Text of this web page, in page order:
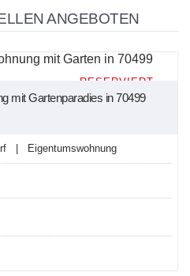
ANGEBOTEN
RESERVIERT
mit Gartenparadies in 70499
| Eigentumswohnung